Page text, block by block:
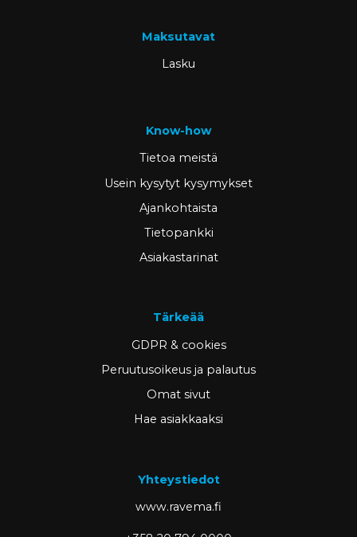
Maksutavat
Lasku
Know-how
Tietoa meistä
Usein kysytyt kysymykset
Ajankohtaista
Tietopankki
Asiakastarinat
Tärkeää
GDPR & cookies
Peruutusoikeus ja palautus
Omat sivut
Hae asiakkaaksi
Yhteystiedot
www.ravema.fi